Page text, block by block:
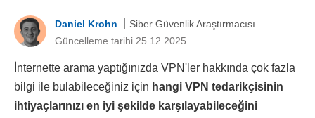
Daniel Krohn
Siber Güvenlik Araştırmacısı
Güncelleme tarihi 25.12.2025
İnternette arama yaptığınızda VPN'ler hakkında çok fazla
bilgi ile bulabileceğiniz için hangi VPN tedarikçisinin
ihtiyaçlarınızı en iyi şekilde karşılayabileceğini